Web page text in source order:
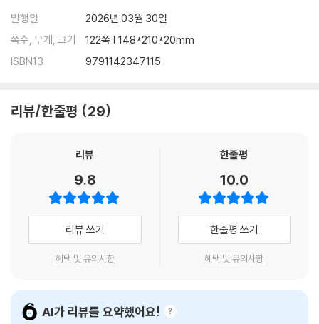
발행일
2026년 03월 30일
쪽수, 무게, 크기
122쪽 | 148*210*20mm
ISBN13
9791142347115
리뷰/한줄평 29
리뷰
9.8
리뷰 쓰기
혜택 및 유의사항
한줄평
10.0
한줄평 쓰기
혜택 및 유의사항
AI가 리뷰를 요약했어요!